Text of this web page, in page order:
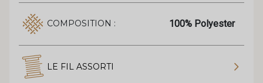
COMPOSITION : 100% Polyester
LE FIL ASSORTI